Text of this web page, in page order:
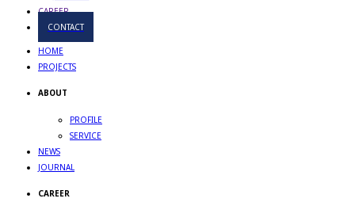
CAREER
CONTACT
HOME
PROJECTS
ABOUT
PROFILE
SERVICE
NEWS
JOURNAL
CAREER